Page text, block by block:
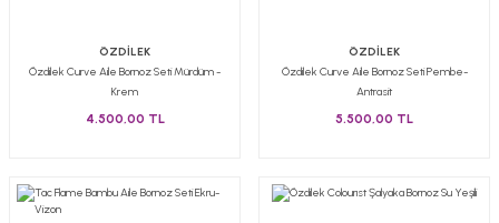
ÖZDİLEK
Özdilek Curve Aile Bornoz Seti Mürdüm -
Krem
4.500,00 TL
ÖZDİLEK
Özdilek Curve Aile Bornoz Seti Pembe-
Antrasit
5.500,00 TL